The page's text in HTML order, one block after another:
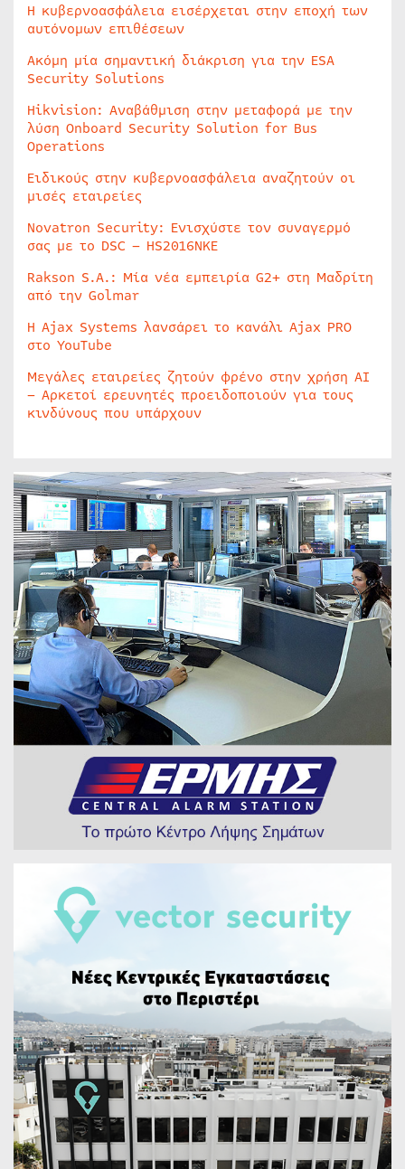
Η κυβερνοασφάλεια εισέρχεται στην εποχή των
αυτόνομων επιθέσεων
Ακόμη μία σημαντική διάκριση για την ESA
Security Solutions
Hikvision: Αναβάθμιση στην μεταφορά με την
λύση Onboard Security Solution for Bus
Operations
Ειδικούς στην κυβερνοασφάλεια αναζητούν οι
μισές εταιρείες
Novatron Security: Ενισχύστε τον συναγερμό
σας με το DSC – HS2016NKE
Rakson S.A.: Μία νέα εμπειρία G2+ στη Μαδρίτη
από την Golmar
Η Ajax Systems λανσάρει το κανάλι Ajax PRO
στο YouTube
Μεγάλες εταιρείες ζητούν φρένο στην χρήση AI
– Αρκετοί ερευνητές προειδοποιούν για τους
κινδύνους που υπάρχουν